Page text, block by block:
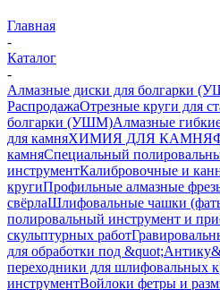
Главная
-
Каталог
-
Алмазные диски для болгарки
РаспродажаОтрезные круги для
болгарки (УШМ)Алмазные
для камняХИМИЯ ДЛЯ КАМНЯ
камняСпециальный
инструментКалибровочные и
кругиПрофильные алмазные
свёрлаШлифовальные чашки
полировальный инструмент и
скульптурных работ
для обработки под
переходники для шлифовальных
инструментВойлоки фетры и